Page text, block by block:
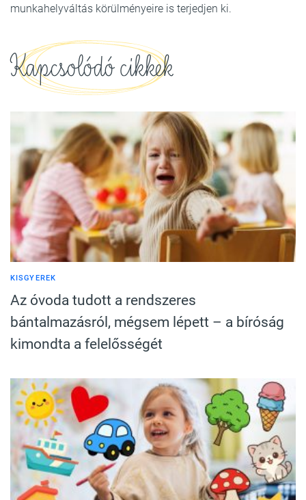
munkahelyváltás körülményeire is terjedjen ki.
Kapcsolódó cikkek
KISGYEREK
Az óvoda tudott a rendszeres
bántalmazásról, mégsem lépett – a bíróság
kimondta a felelősségét